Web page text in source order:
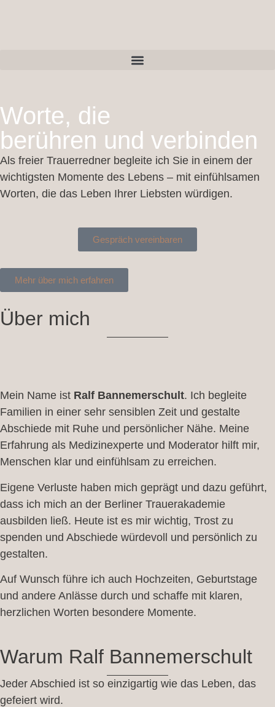
Worte, die
berühren und verbinden
Als freier Trauerredner begleite ich Sie in einem der
wichtigsten Momente des Lebens – mit einfühlsamen
Worten, die das Leben Ihrer Liebsten würdigen.
Gespräch vereinbaren
Mehr über mich erfahren
Über mich
Mein Name ist Ralf Bannemerschult. Ich begleite
Familien in einer sehr sensiblen Zeit und gestalte
Abschiede mit Ruhe und persönlicher Nähe. Meine
Erfahrung als Medizinexperte und Moderator hilft mir,
Menschen klar und einfühlsam zu erreichen.
Eigene Verluste haben mich geprägt und dazu geführt,
dass ich mich an der Berliner Trauerakademie
ausbilden ließ. Heute ist es mir wichtig, Trost zu
spenden und Abschiede würdevoll und persönlich zu
gestalten.
Auf Wunsch führe ich auch Hochzeiten, Geburtstage
und andere Anlässe durch und schaffe mit klaren,
herzlichen Worten besondere Momente.
Warum Ralf Bannemerschult
Jeder Abschied ist so einzigartig wie das Leben, das
gefeiert wird.